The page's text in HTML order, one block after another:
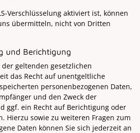
Verschlüsselung aktiviert ist, können
übermitteln, nicht von Dritten
und Berichtigung
geltenden gesetzlichen
das Recht auf unentgeltliche
personenbezogenen Daten,
und den Zweck der
ggf. ein Recht auf Berichtigung oder
Hierzu sowie zu weiteren Fragen zum
Daten können Sie sich jederzeit an